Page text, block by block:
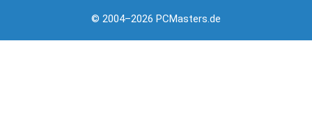
© 2004–2026 PCMasters.de